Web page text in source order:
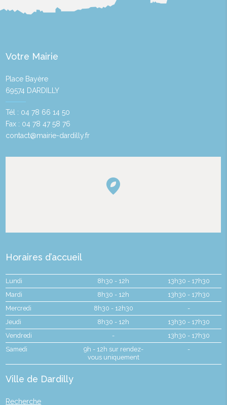
Votre Mairie
Place Bayère
69574 DARDILLY
Tél : 04 78 66 14 50
Fax : 04 78 47 58 76
contact@mairie-dardilly.fr
Horaires d’accueil
Lundi 8h30 - 12h
13h30 - 17h30
Mardi
8h30 - 12h
13h30 - 17h30
Mercredi
8h30 - 12h30
-
Jeudi
8h30 - 12h
13h30 - 17h30
Vendredi
-
13h30 - 17h30
Samedi
9h - 12h sur rendez-
vous uniquement
-
Ville de Dardilly
Recherche